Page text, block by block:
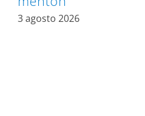
3 agosto 2026